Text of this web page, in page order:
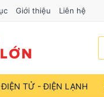
Giới thiệu Liên hệ
ĐIỆN TỬ - ĐIỆN LẠNH